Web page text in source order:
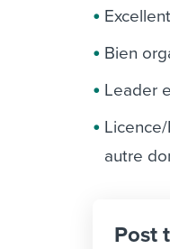
Bien
Leader
autre
Post